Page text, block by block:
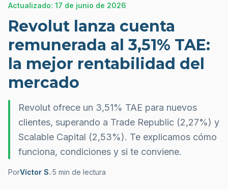
Actualizado: 17 de junio de 2026
Revolut lanza cuenta
remunerada al 3,51% TAE:
la mejor rentabilidad del
mercado
Revolut ofrece un 3,51% TAE para nuevos
clientes, superando a Trade Republic (2,27%) y
Scalable Capital (2,53%). Te explicamos cómo
funciona, condiciones y si te conviene.
PorVíctor S.·5 min de lectura